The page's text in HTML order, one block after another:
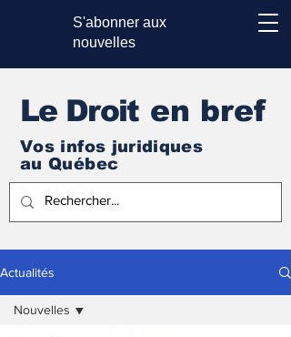
S'abonner aux
nouvelles
Le Droit en bref
Vos infos juridiques
au Québec
Actualités
Nouvelles